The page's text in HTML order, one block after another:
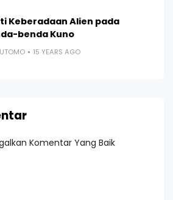
Keberadaan Alien pada
benda Kuno
15 YEARS AGO
Komentar Yang Baik